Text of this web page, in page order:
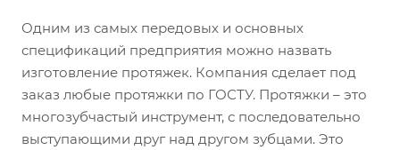
Одним из самых передовых и основных
спецификаций предприятия можно назвать
изготовление протяжек. Компания сделает под
заказ любые протяжки по ГОСТУ. Протяжки – это
многозубчастый инструмент, с последовательно
выступающими друг над другом зубцами. Это